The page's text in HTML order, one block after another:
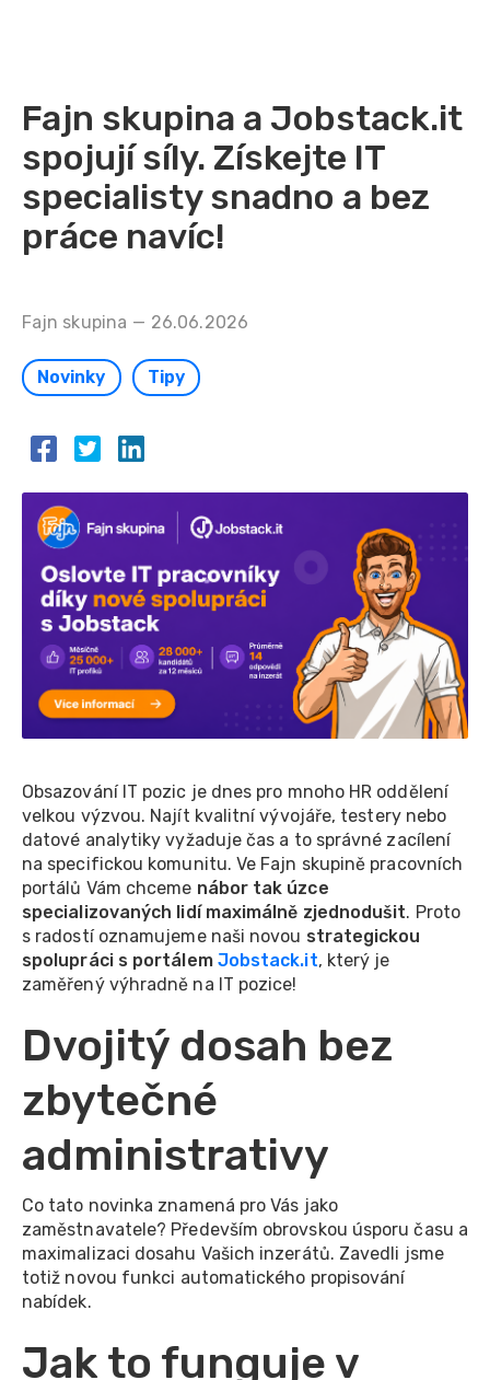
Fajn skupina a Jobstack.it
spojují síly. Získejte IT
specialisty snadno a bez
práce navíc!
Fajn skupina — 26.06.2026
Novinky Tipy
Obsazování IT pozic je dnes pro mnoho HR oddělení
velkou výzvou. Najít kvalitní vývojáře, testery nebo
datové analytiky vyžaduje čas a to správné zacílení
na specifickou komunitu. Ve Fajn skupině pracovních
portálů Vám chceme nábor tak úzce
specializovaných lidí maximálně zjednodušit. Proto
s radostí oznamujeme naši novou strategickou
spolupráci s portálem Jobstack.it, který je
zaměřený výhradně na IT pozice!
Dvojitý dosah bez
zbytečné
administrativy
Co tato novinka znamená pro Vás jako
zaměstnavatele? Především obrovskou úsporu času a
maximalizaci dosahu Vašich inzerátů. Zavedli jsme
totiž novou funkci automatického propisování
nabídek.
Jak to funguje v